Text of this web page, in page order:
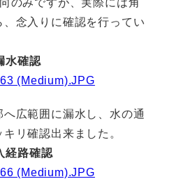
のみですが、実際には角
念入りに確認を行ってい
水確認
広範囲に漏水し、水の通
リ確認出来ました。
経路確認